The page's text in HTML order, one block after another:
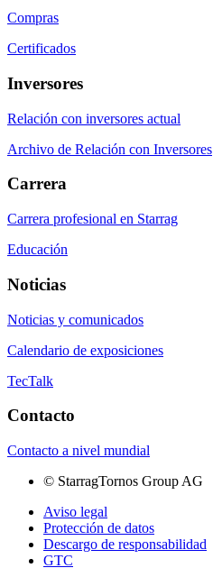
Compras
Certificados
Inversores
Relación con inversores actual
Archivo de Relación con Inversores
Carrera
Carrera profesional en Starrag
Educación
Noticias
Noticias y comunicados
Calendario de exposiciones
TecTalk
Contacto
Contacto a nivel mundial
© StarragTornos Group AG
Aviso legal
Protección de datos
Descargo de responsabilidad
GTC